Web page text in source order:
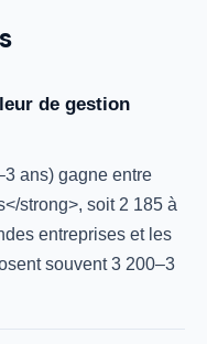
de gestion
ans) gagne entre
strong>, soit 2 185 à
entreprises et les
souvent 3 200–3